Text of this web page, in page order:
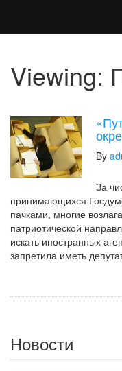
Viewing:
By
За
принимающихся
пачками, многие
патриотической
искать иностранных
запретила иметь
Новости